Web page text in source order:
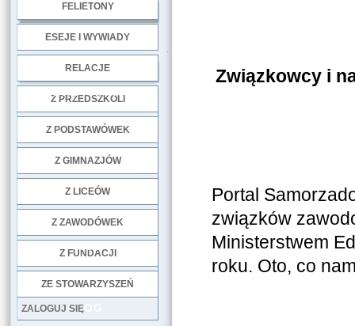
FELIETONY
ESEJE I WYWIADY
RELACJE
Z PRZEDSZKOLI
Z PODSTAWÓWEK
Z GIMNAZJÓW
Z LICEÓW
Z ZAWODÓWEK
Z FUNDACJI
ZE STOWARZYSZEŃ
LOG
ZALOGUJ SIĘ
Związkowcy i
Portal
związków
Ministerstwem
roku. Oto, co